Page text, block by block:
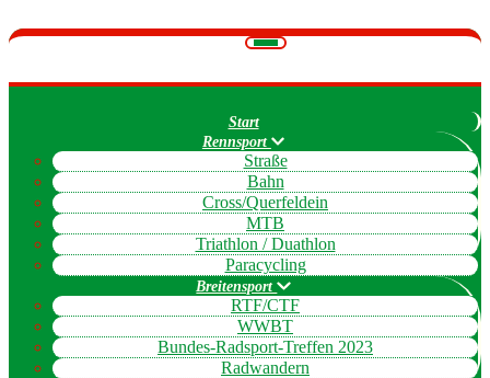
Navigation
Start
Rennsport
Straße
Bahn
Cross/Querfeldein
MTB
Triathlon / Duathlon
Paracycling
Breitensport
RTF/CTF
WWBT
Bundes-Radsport-Treffen 2023
Radwandern